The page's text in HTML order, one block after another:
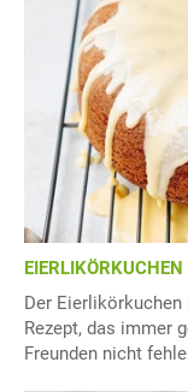
EIERLIKÖRKUCHEN
Der
Rezept, das immer
Freunden nicht